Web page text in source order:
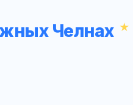
Челнах